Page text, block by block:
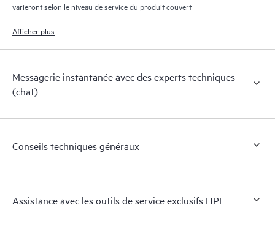
varieront selon le niveau de service du produit couvert
Afficher plus
Messagerie instantanée avec des experts techniques
(chat)
Conseils techniques généraux
Assistance avec les outils de service exclusifs HPE